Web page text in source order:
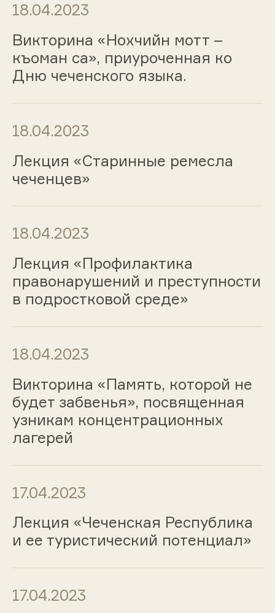
18.04.2023
Викторина «Нохчийн мотт –
къоман са», приуроченная ко
Дню чеченского языка.
18.04.2023
Лекция «Старинные ремесла
чеченцев»
18.04.2023
Лекция «Профилактика
правонарушений и преступности
в подростковой среде»
18.04.2023
Викторина «Память, которой не
будет забвенья», посвященная
узникам концентрационных
лагерей
17.04.2023
Лекция «Чеченская Республика
и ее туристический потенциал»
17.04.2023